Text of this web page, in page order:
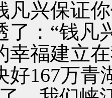
凡兴保证
：“钱凡
幸福建立
好167万青